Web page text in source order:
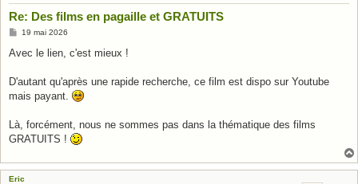
Re: Des films en pagaille et GRATUITS
M
s
g
19 mai 2026
Avec le lien, c'est mieux !
D'autant qu'après une rapide recherche, ce film est dispo sur Youtube
mais payant.
Là, forcément, nous ne sommes pas dans la thématique des films
GRATUITS !
Eric